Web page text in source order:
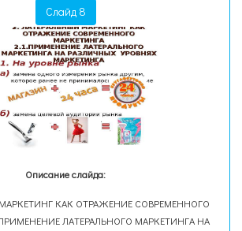
Слайд 8
Описание слайда:
КАК ОТРАЖЕНИЕ СОВРЕМЕННОГО
ЛАТЕРАЛЬНОГО МАРКЕТИНГА НА